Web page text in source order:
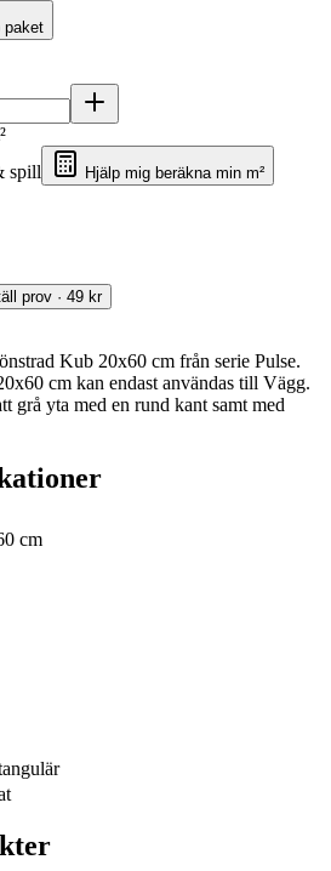
paket
spill
Hjälp mig beräkna min m²
prov · 49 kr
Kub 20x60 cm från serie Pulse.
cm kan endast användas till Vägg.
grå yta med en rund kant samt med
cm